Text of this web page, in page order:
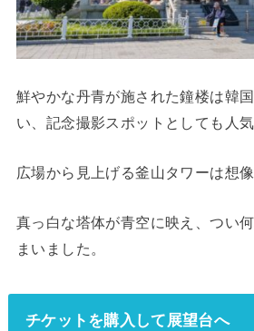
鮮やかな丹青が施された鐘楼は韓
い、記念撮影スポットとしても人気
広場から見上げる釜山タワーは想像
真っ白な塔体が青空に映え、つい
まいました。
チケットを購入して展望台へ